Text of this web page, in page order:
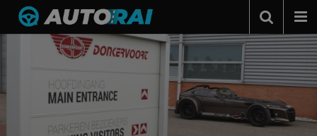
Autonieuws
Autotests
Automerken